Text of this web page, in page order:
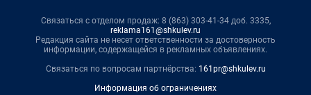
Связаться с отделом продаж: 8 (863) 303-41-34 доб. 3335,
reklama161@shkulev.ru
Редакция сайта не несет ответственности за достоверность
информации, содержащейся в рекламных объявлениях.
Связаться по вопросам партнёрства: 161pr@shkulev.ru
Информация об ограничениях